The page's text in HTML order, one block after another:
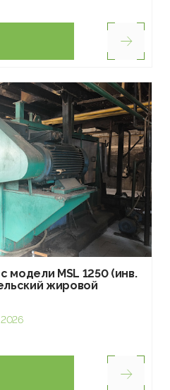
модели MSL 1250 (инв.
жировой